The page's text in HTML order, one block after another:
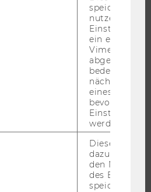
EXCHANGE STUDIERENDE
UND STUDIENINTERESSIERTE
speichert
ein
Vimeo-Video
abgespielt
bedeutet,
nächsten
eines Vimeo-
bevorzugten
werden.
Dieser
dazu
den
des
speichern.